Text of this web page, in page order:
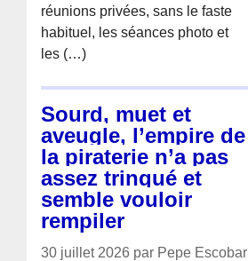
réunions privées, sans le faste
habituel, les séances photo et
les (…)
Sourd, muet et
aveugle, l’empire de
la piraterie n’a pas
assez trinqué et
semble vouloir
rempiler
30 juillet 2026 par Pepe Escobar